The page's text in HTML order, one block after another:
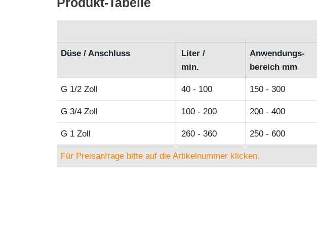
Düse / Anschluss
Liter /
min.
Anwendungs-
bereich mm
G 1/2 Zoll 40 - 100 150 - 300
G 3/4 Zoll 100 - 200 200 - 400
G 1 Zoll 260 - 360 250 - 600
Für Preisanfrage bitte auf die Artikelnummer klicken.